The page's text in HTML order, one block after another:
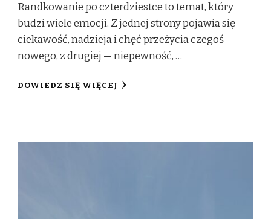
Randkowanie po czterdziestce to temat, który
budzi wiele emocji. Z jednej strony pojawia się
ciekawość, nadzieja i chęć przeżycia czegoś
nowego, z drugiej — niepewność, …
DOWIEDZ SIĘ WIĘCEJ